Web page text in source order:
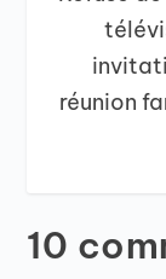
réunion
10